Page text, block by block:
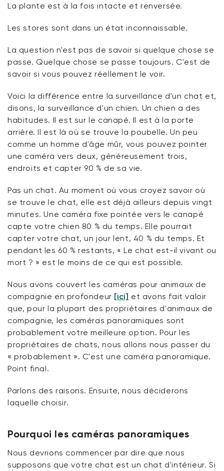
La plante est à la fois intacte et renversée.
Les stores sont dans un état inconnaissable.
La question n'est pas de savoir si quelque chose se
passe. Quelque chose se passe toujours. C'est de
savoir si vous pouvez réellement le voir.
Voici la différence entre la surveillance d'un chat et,
disons, la surveillance d'un chien. Un chien a des
habitudes. Il est sur le canapé. Il est à la porte
arrière. Il est là où se trouve la poubelle. Un peu
comme un homme d'âge mûr, vous pouvez pointer
une caméra vers deux, généreusement trois,
endroits et capter 90 % de sa vie.
Pas un chat. Au moment où vous croyez savoir où
se trouve le chat, elle est déjà ailleurs depuis vingt
minutes. Une caméra fixe pointée vers le canapé
capte votre chien 80 % du temps. Elle pourrait
capter votre chat, un jour lent, 40 % du temps. Et
pendant les 60 % restants, « Le chat est-il vivant ou
mort ? » est le moins de ce qui est possible.
Nous avons couvert les caméras pour animaux de
compagnie en profondeur [ici] et avons fait valoir
que, pour la plupart des propriétaires d'animaux de
compagnie, les caméras panoramiques sont
probablement votre meilleure option. Pour les
propriétaires de chats, nous allons nous passer du
« probablement ». C'est une caméra panoramique.
Point final.
Parlons des raisons. Ensuite, nous déciderons
laquelle choisir.
Pourquoi les caméras panoramiques
Nous devrions commencer par dire que nous
supposons que votre chat est un chat d'intérieur. Si